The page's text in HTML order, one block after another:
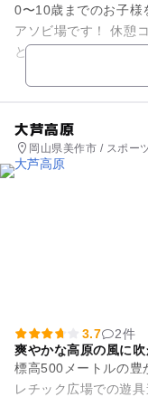
0〜10歳までのお子様
アソビ場です！ 休憩
とのコミュニケーシ
大芦高原
岡山県美作市 / スポー
3.7
2件
爽やかな高原の風に
標高500メートルの豊
レチック広場での遊